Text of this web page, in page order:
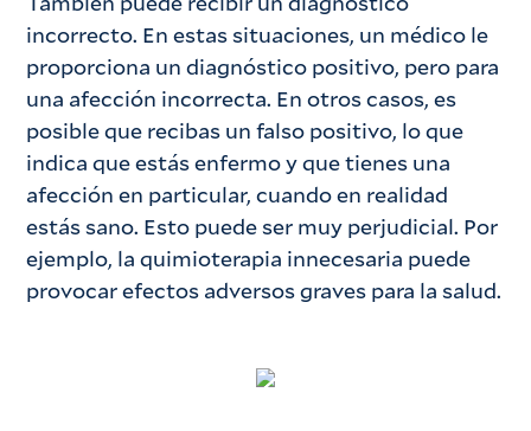
incorrecto. En estas situaciones, un médico le
proporciona un diagnóstico positivo, pero para
una afección incorrecta. En otros casos, es
posible que recibas un falso positivo, lo que
indica que estás enfermo y que tienes una
afección en particular, cuando en realidad
estás sano. Esto puede ser muy perjudicial. Por
ejemplo, la quimioterapia innecesaria puede
provocar efectos adversos graves para la salud.